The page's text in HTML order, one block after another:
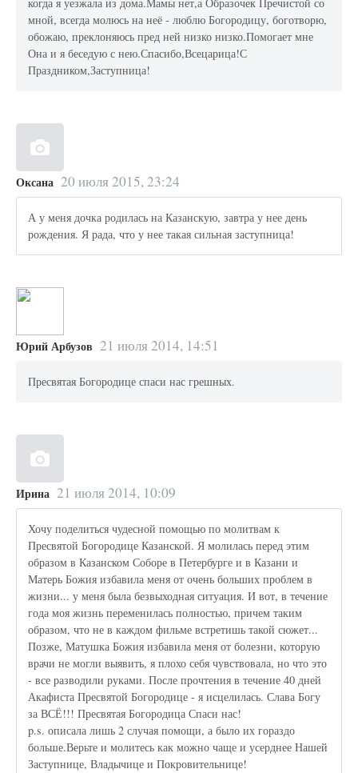
когда я уезжала из дома.Мамы нет,а Образочек Пречистой со
мной, всегда молюсь на неё - люблю Богородицу, боготворю,
обожаю, преклоняюсь пред ней низко низко.Помогает мне
Она и я беседую с нею.Спасибо,Всецарица!С
Праздником,Заступница!
Оксана 20 июля 2015, 23:24
А у меня дочка родилась на Казанскую, завтра у нее день
рождения. Я рада, что у нее такая сильная заступница!
Юрий Арбузов 21 июля 2014, 14:51
Пресвятая Богородице спаси нас грешных.
Ирина 21 июля 2014, 10:09
Хочу поделиться чудесной помощью по молитвам к
Пресвятой Богородице Казанской. Я молилась перед этим
образом в Казанском Соборе в Петербурге и в Казани и
Матерь Божия избавила меня от очень больших проблем в
жизни... у меня была безвыходная ситуация. И вот, в течение
года моя жизнь переменилась полностью, причем таким
образом, что не в каждом фильме встретишь такой сюжет...
Позже, Матушка Божия избавила меня от болезни, которую
врачи не могли выявить, я плохо себя чувствовала, но что это
- все разводили руками. После прочтения в течение 40 дней
Акафиста Пресвятой Богородице - я исцелилась. Слава Богу
за ВСЁ!!! Пресвятая Богородица Спаси нас!
p.s. описала лишь 2 случая помощи, а было их гораздо
больше.Верьте и молитесь как можно чаще и усерднее Нашей
Заступнице, Владычице и Покровительнице!